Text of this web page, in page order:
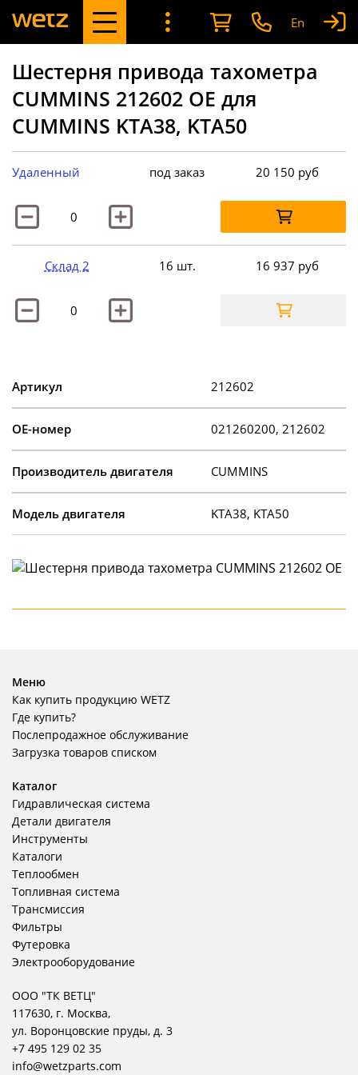
En
Шестерня привода тахометра
CUMMINS 212602 OE для
CUMMINS KTA38, KTA50
Удаленный под заказ 20 150 руб
Склад 2 16 шт. 16 937 руб
Артикул 212602
OE-номер 021260200, 212602
Производитель двигателя CUMMINS
Модель двигателя KTA38, KTA50
Меню
Как купить продукцию WETZ
Где купить?
Послепродажное обслуживание
Загрузка товаров списком
Каталог
Гидравлическая система
Детали двигателя
Инструменты
Каталоги
Теплообмен
Топливная система
Трансмиссия
Фильтры
Футеровка
Электрооборудование
ООО "ТК ВЕТЦ"
117630, г. Москва,
ул. Воронцовские пруды, д. 3
+7 495 129 02 35
info@wetzparts.com